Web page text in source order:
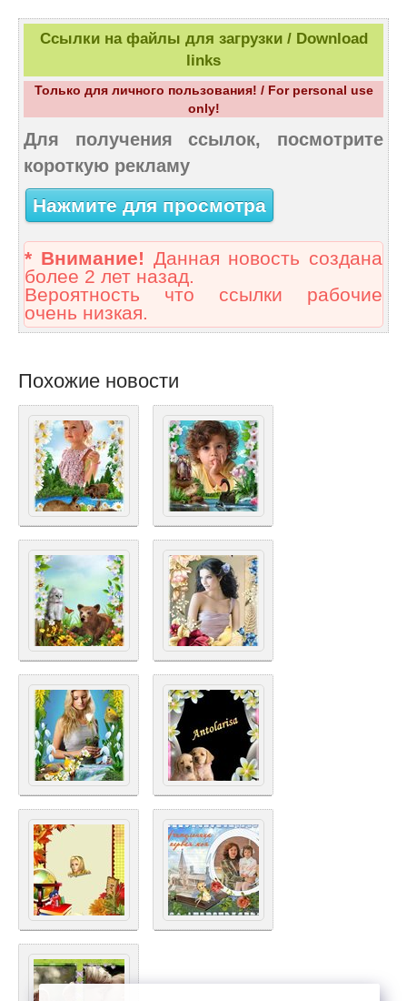
Ссылки на файлы для загрузки / Download
links
Только для личного пользования! / For personal use
only!
Для получения ссылок, посмотрите
короткую рекламу
Нажмите для просмотра
* Внимание! Данная новость создана
более 2 лет назад.
Вероятность что ссылки рабочие
очень низкая.
Похожие новости